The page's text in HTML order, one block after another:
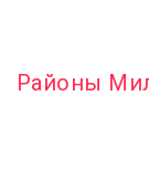
Районы